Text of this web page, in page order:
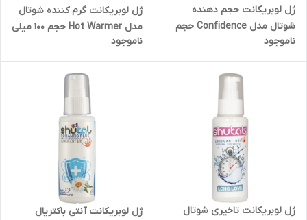
ژل لوبریکانت حجم دهنده
شوتال مدل Confidence حجم
100 میلی لیتر
ناموجود
ژل لوبریکانت گرم کننده شوتال
مدل Hot Warmer حجم 100 میلی
لیتر
ناموجود
ژل لوبریکانت تاخیری شوتال
ژل لوبریکانت آنتی باکتریال